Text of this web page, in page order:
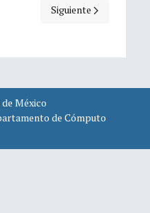
y computadora
Artículo siguiente:
Siguiente
México
de Cómputo